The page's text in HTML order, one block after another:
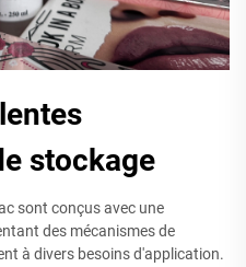
stockage
sont conçus avec une
des mécanismes de
à divers besoins d'application.